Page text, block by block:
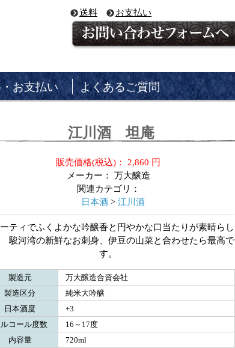
送料 お支払い
お支払い よくあるご質問
江川酒 坦庵
販売価格(税込)： 2,860 円
メーカー：
万大醸造
関連カテゴリ：
日本酒> 江川酒
ティでふくよかな吟醸香と円やかな口当たりが素晴らし
駿河湾の新鮮なお刺身、伊豆の山菜と合わせたら最高で
す。
製造元
万大醸造合資会社
製造区分
純米大吟醸
日本酒度
+3
コール度数
16～17度
内容量
720ml